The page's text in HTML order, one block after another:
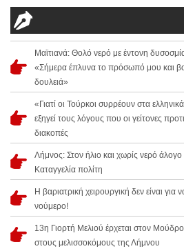
Μαϊτιανά: Θολό νερό με έντονη δυσοσμία
«Σήμερα έπλυνα το πρόσωπό μου και
δουλειά»
«Γιατί οι Τούρκοι συρρέουν στα
εξηγεί τους λόγους που οι γείτονες
διακοπές
Λήμνος: Στον ήλιο και χωρίς νερό άλογο
Καταγγελία πολίτη
Η βαριατρική χειρουργική δεν είναι για
νούμερο!
13η Γιορτή Μελιού έρχεται στον
στους μελισσοκόμους της Λήμνου